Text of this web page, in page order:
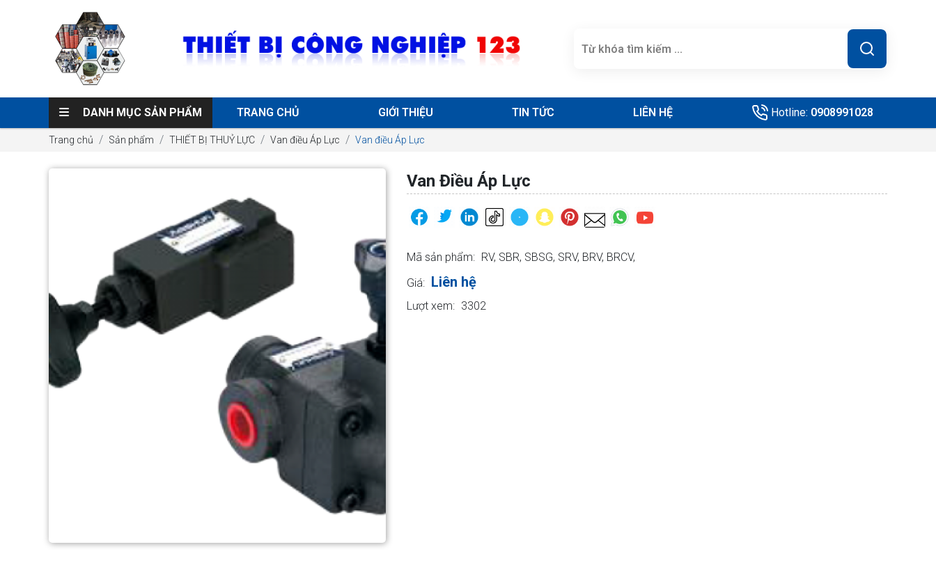
DANH MỤC SẢN PHẨM TRANG CHỦ GIỚI THIỆU TIN TỨC LIÊN HỆ Hotline: 0908991028
Trang chủ Sản phẩm THIẾT BỊ THUỶ LỰC Van điều Áp Lực Van điều Áp Lực
Van Điều Áp Lực
Mã sản phẩm: RV, SBR, SBSG, SRV, BRV, BRCV,
Giá: Liên hệ
Lượt xem: 3302